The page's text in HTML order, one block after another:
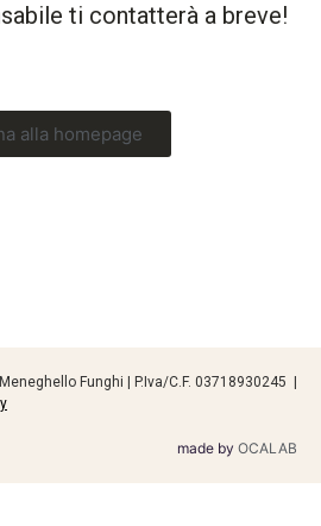
ti contatterà a breve!
alla homepage
Funghi | P.Iva/C.F. 03718930245 |
made by OCALAB